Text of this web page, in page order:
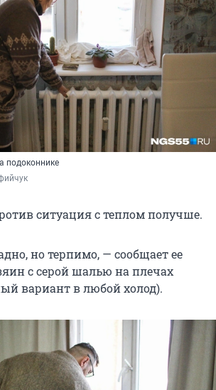
подоконнике
ситуация с теплом получше.
но терпимо, — сообщает ее
с серой шалью на плечах
вариант в любой холод).